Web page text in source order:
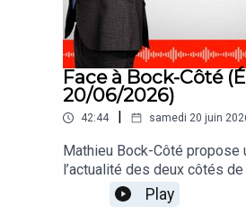
Face à Bock-Côté
20/06/2026)
42:44 | samedi 20 juin
Mathieu Bock-Côté propose
l’actualité des deux côtés de
#FaceABockCote
Play